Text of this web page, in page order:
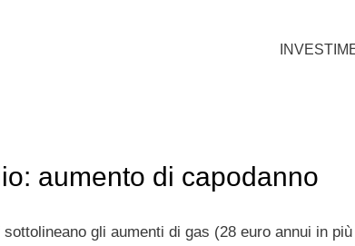
aumento di capodanno
gli aumenti di gas (28 euro annui in